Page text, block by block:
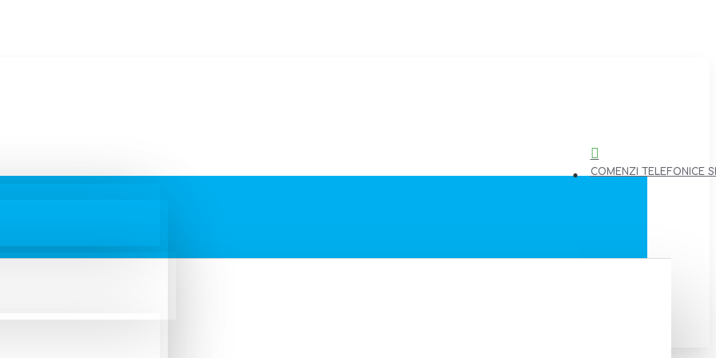
COMENZI TELEFONICE